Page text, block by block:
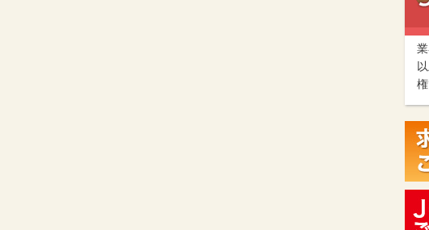
権